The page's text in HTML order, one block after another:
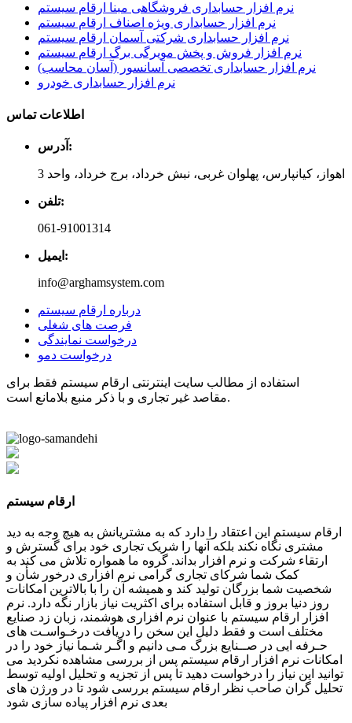
نرم افزار حسابداری فروشگاهی مبنا ارقام سیستم
نرم افزار حسابداری ویژه اصناف ارقام سیستم
نرم افزار حسابداری شرکتی آسمان ارقام سیستم
نرم افزار فروش و پخش مویرگی برگ ارقام سیستم
نرم افزار حسابداری تخصصی آسانسور (آسان محاسب)
نرم افزار حسابداری خودرو
اطلاعات تماس
آدرس:
اهواز، کیانپارس، پهلوان غربی، نبش خرداد، برج خرداد، واحد 3
تلفن:
061-91001314
ایمیل:
info@arghamsystem.com
درباره ارقام سیستم
فرصت های شغلی
درخواست نمایندگی
درخواست دمو
استفاده از مطالب سایت اینترنتی ارقام سیستم فقط برای
مقاصد غیر تجاری و با ذکر منبع بلامانع است.
ارقام سیستم
ارقام سیستم این اعتقاد را دارد که به مشتریانش به هیچ وجه به دید
مشتری نگاه نکند بلکه آنها را شریک تجاری خود برای گسترش و
ارتقاء شرکت و نرم افزار بداند. گروه ما همواره تلاش می کند به
کمک شما شرکای تجاری گرامی نرم افزاری درخور شأن و
شخصیت شما بزرگان تولید کند و همیشه آن را با بالاترین امکانات
روز دنیا بروز و قابل استفاده برای اکثریت نیاز بازار نگه دارد. نرم
افزار ارقام سیستم با عنوان نرم افزاری هوشمند، زبان زد صنایع
مختلف است و فقط دلیل این سخن را دریافت درخـواسـت های
حـرفه ایی در صــنایع بزرگ مـی دانیم و اگـر شـما نیاز خود را در
امکانات نرم افزار ارقام سیستم پس از بررسی مشاهده نکردید می
توانید این نیاز را درخواست دهید تا پس از تجزیه و تحلیل اولیه توسط
تحلیل گران صاحب نظر ارقام سیستم بررسی شود تا در ورژن های
بعدی نرم افزار پیاده سازی شود